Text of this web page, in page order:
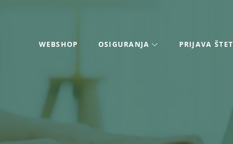
WEBSHOP OSIGURANJA PRIJAVA